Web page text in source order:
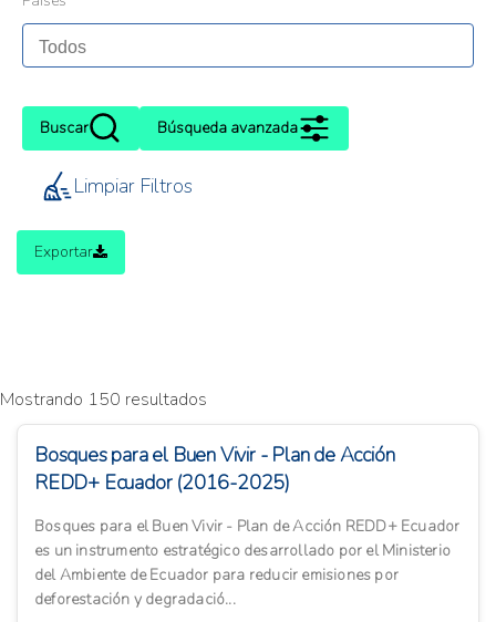
Buscar Búsqueda avanzada
Limpiar Filtros
Exportar
Mostrando 150 resultados
Bosques para el Buen Vivir - Plan de Acción
REDD+ Ecuador (2016-2025)
Bosques para el Buen Vivir - Plan de Acción REDD+ Ecuador
es un instrumento estratégico desarrollado por el Ministerio
del Ambiente de Ecuador para reducir emisiones por
deforestación y degradació...